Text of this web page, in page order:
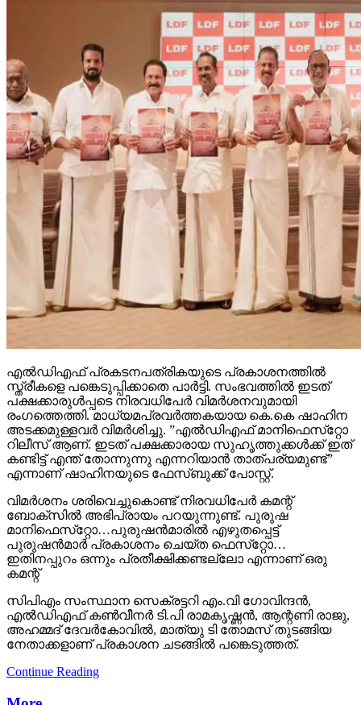
എല്‍ഡിഎഫ് പ്രകടനപത്രികയുടെ പ്രകാശനത്തില്‍
സ്ത്രീകളെ പങ്കെടുപ്പിക്കാതെ പാര്‍ട്ടി. സംഭവത്തില്‍ ഇടത്
പക്ഷക്കാരുള്‍പ്പടെ നിരവധിപേര്‍ വിമര്‍ശനവുമായി
രംഗത്തെത്തി. മാധ്യമപ്രവര്‍ത്തകയായ കെ.കെ ഷാഹിന
അടക്കമുള്ളവര്‍ വിമര്‍ശിച്ചു. ”എല്‍ഡിഎഫ് മാനിഫെസ്‌റ്റോ
റിലീസ് ആണ്. ഇടത് പക്ഷക്കാരായ സുഹൃത്തുക്കള്‍ക്ക് ഇത്
കണ്ടിട്ട് എന്ത് തോന്നുന്നു എന്നറിയാന്‍ താത്പര്യമുണ്ട്”
എന്നാണ് ഷാഹിനയുടെ ഫേസ്ബുക്ക് പോസ്റ്റ്.
വിമര്‍ശനം ശരിവെച്ചുകൊണ്ട് നിരവധിപേര്‍ കമന്റ്
ബോക്‌സില്‍ അഭിപ്രായം പറയുന്നുണ്ട്. പുരുഷ
മാനിഫെസ്‌റ്റോ…പുരുഷന്‍മാരില്‍ എഴുതപ്പെട്ട്
പുരുഷന്‍മാര്‍ പ്രകാശനം ചെയ്ത ഫെസ്‌റ്റോ…
ഇതിനപ്പുറം ഒന്നും പ്രതീക്ഷിക്കണ്ടല്ലോ എന്നാണ് ഒരു
കമന്റ്
സിപിഎം സംസ്ഥാന സെക്രട്ടറി എം.വി ഗോവിന്ദന്‍,
എല്‍ഡിഎഫ് കണ്‍വീനര്‍ ടി.പി രാമകൃഷ്ണന്‍, ആന്റണി രാജു,
അഹമ്മദ് ദേവര്‍കോവില്‍, മാത്യു ടി തോമസ് തുടങ്ങിയ
നേതാക്കളാണ് പ്രകാശന ചടങ്ങില്‍ പങ്കെടുത്തത്.
Continue Reading